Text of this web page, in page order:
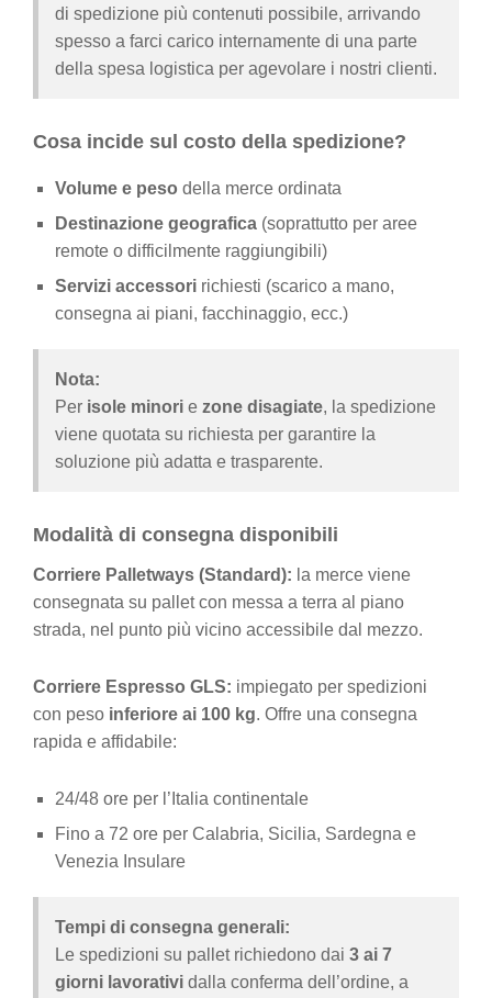
di spedizione più contenuti possibile, arrivando
spesso a farci carico internamente di una parte
della spesa logistica per agevolare i nostri clienti.
Cosa incide sul costo della spedizione?
Volume e peso della merce ordinata
Destinazione geografica (soprattutto per aree
remote o difficilmente raggiungibili)
Servizi accessori richiesti (scarico a mano,
consegna ai piani, facchinaggio, ecc.)
Nota:
Per isole minori e zone disagiate, la spedizione
viene quotata su richiesta per garantire la
soluzione più adatta e trasparente.
Modalità di consegna disponibili
Corriere Palletways (Standard): la merce viene
consegnata su pallet con messa a terra al piano
strada, nel punto più vicino accessibile dal mezzo.
Corriere Espresso GLS: impiegato per spedizioni
con peso inferiore ai 100 kg. Offre una consegna
rapida e affidabile:
24/48 ore per l’Italia continentale
Fino a 72 ore per Calabria, Sicilia, Sardegna e
Venezia Insulare
Tempi di consegna generali:
Le spedizioni su pallet richiedono dai 3 ai 7
giorni lavorativi dalla conferma dell’ordine, a